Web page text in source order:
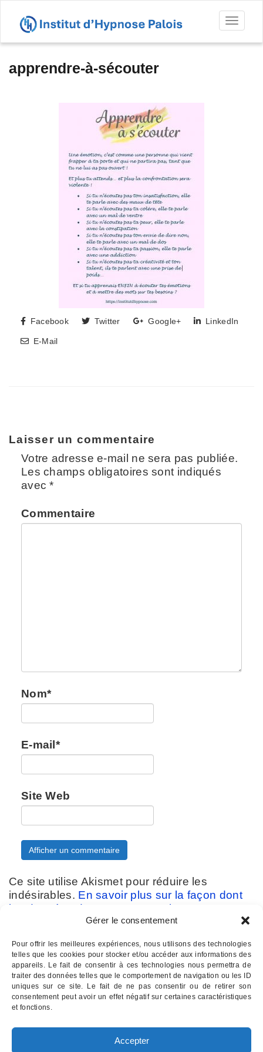
Gérer le consentement
Pour offrir les meilleures expériences, nous utilisons des technologies
telles que les cookies pour stocker et/ou accéder aux informations des
appareils. Le fait de consentir à ces technologies nous permettra de
traiter des données telles que le comportement de navigation ou les ID
uniques sur ce site. Le fait de ne pas consentir ou de retirer son
consentement peut avoir un effet négatif sur certaines caractéristiques
et fonctions.
Accepter
apprendre-à-sécouter
Facebook Twitter Google+ LinkedIn
E-Mail
Laisser un commentaire
Votre adresse e-mail ne sera pas publiée.
Les champs obligatoires sont indiqués
avec*
Commentaire
Nom*
E-mail*
Site Web
Ce site utilise Akismet pour réduire les
indésirables. En savoir plus sur la façon dont
les données de vos commentaires sont
Contactez-nous :07 82 11 22 85
INSTITUT D'HYPNOSE PALOIS